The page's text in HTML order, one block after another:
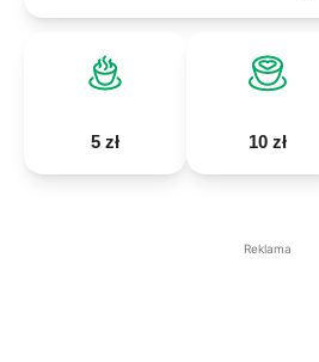
5 zł 10 zł
Reklama